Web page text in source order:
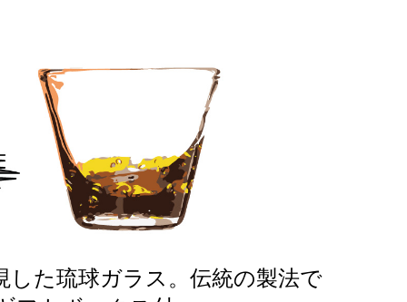
た琉球ガラス。伝統の製法で